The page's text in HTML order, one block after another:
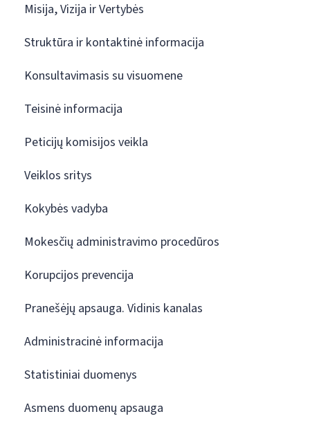
Misija, Vizija ir Vertybės
Struktūra ir kontaktinė informacija
Konsultavimasis su visuomene
Teisinė informacija
Peticijų komisijos veikla
Veiklos sritys
Kokybės vadyba
Mokesčių administravimo procedūros
Korupcijos prevencija
Pranešėjų apsauga. Vidinis kanalas
Administracinė informacija
Statistiniai duomenys
Asmens duomenų apsauga